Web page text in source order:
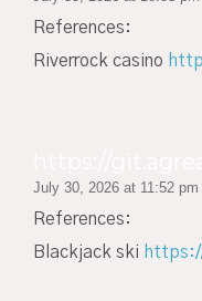
References:
Riverrock casino
July 30, 2026 at 11:52 pm
References:
Blackjack ski